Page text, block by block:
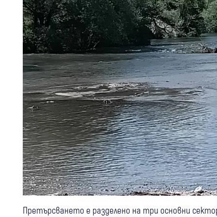
Претърсването е разделено на три основни